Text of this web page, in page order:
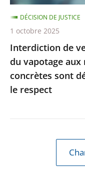
vapotage
aux
mineurs
:
des
actions
concrètes
Interdiction de
du vapotage
concrètes sont
le respect
DÉCISION DE JUSTICE
1 octobre 2025